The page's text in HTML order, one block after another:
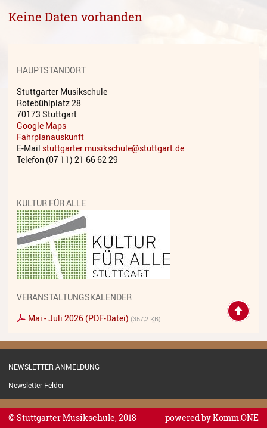
Coaching
Schlaginstrumente
Unsere Lehrkräfte
Standorte
Ensembles
Talentförderung
Gebühren
Mietinstrumente
Keine Daten vorhanden
HAUPTSTANDORT
Stuttgarter Musikschule
Rotebühlplatz 28
70173 Stuttgart
Google Maps
Fahrplanauskunft
E-Mail stuttgarter.musikschule@stuttgart.de
Telefon (07 11) 21 66 62 29
KULTUR FÜR ALLE
VERANSTALTUNGSKALENDER
Mai - Juli 2026 (PDF-Datei) (357,2 KB)
NEWSLETTER ANMELDUNG
Newsletter Felder
© Stuttgarter Musikschule, 2018 powered byKomm.ONE